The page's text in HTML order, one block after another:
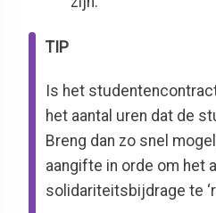
TIP
Is het
het aantal uren dat de
Breng dan zo snel
aangifte in orde om het
solidariteitsbijdrage te